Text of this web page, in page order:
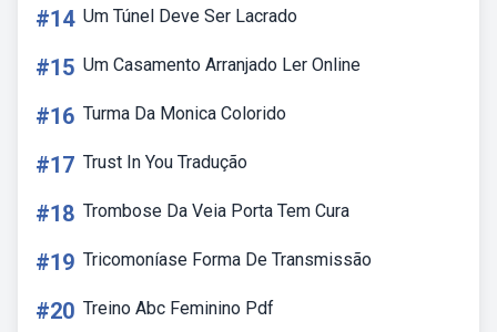
#14 Um Túnel Deve Ser Lacrado
#15 Um Casamento Arranjado Ler Online
#16 Turma Da Monica Colorido
#17 Trust In You Tradução
#18 Trombose Da Veia Porta Tem Cura
#19 Tricomoníase Forma De Transmissão
#20 Treino Abc Feminino Pdf